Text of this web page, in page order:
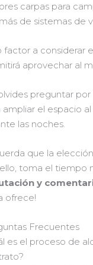
carpas para
de sistemas de
factor a considerar
aprovechar al
preguntar por
ampliar el espacio
las noches.
que la
toma el tiempo
y
ofrece!
Frecuentes
es el proceso de